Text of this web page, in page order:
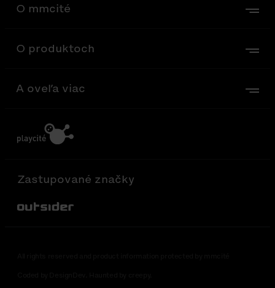
O mmcité
O produktoch
A oveľa viac
Zastupované značky
Out-Sider